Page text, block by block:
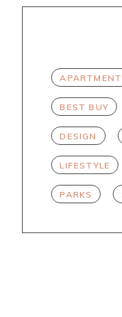
APARTMENT
BEST BUY
DESIGN
LIFESTYLE
PARKS